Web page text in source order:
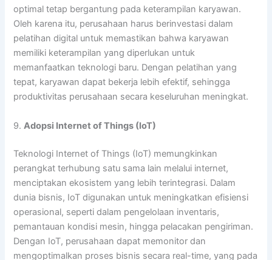
optimal tetap bergantung pada keterampilan karyawan.
Oleh karena itu, perusahaan harus berinvestasi dalam
pelatihan digital untuk memastikan bahwa karyawan
memiliki keterampilan yang diperlukan untuk
memanfaatkan teknologi baru. Dengan pelatihan yang
tepat, karyawan dapat bekerja lebih efektif, sehingga
produktivitas perusahaan secara keseluruhan meningkat.
9.Adopsi Internet of Things (IoT)
Teknologi Internet of Things (IoT) memungkinkan
perangkat terhubung satu sama lain melalui internet,
menciptakan ekosistem yang lebih terintegrasi. Dalam
dunia bisnis, IoT digunakan untuk meningkatkan efisiensi
operasional, seperti dalam pengelolaan inventaris,
pemantauan kondisi mesin, hingga pelacakan pengiriman.
Dengan IoT, perusahaan dapat memonitor dan
mengoptimalkan proses bisnis secara real-time, yang pada